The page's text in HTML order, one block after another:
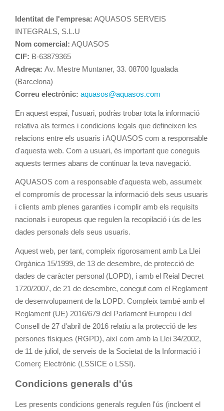
Identitat de l'empresa: AQUASOS SERVEIS
INTEGRALS, S.L.U
Nom comercial: AQUASOS
CIF: B-63879365
Adreça: Av. Mestre Muntaner, 33. 08700 Igualada
(Barcelona)
Correu electrònic: aquasos@aquasos.com
En aquest espai, l'usuari, podràs trobar tota la informació
relativa als termes i condicions legals que defineixen les
relacions entre els usuaris i AQUASOS com a responsable
d'aquesta web. Com a usuari, és important que coneguis
aquests termes abans de continuar la teva navegació.
AQUASOS com a responsable d'aquesta web, assumeix
el compromís de processar la informació dels seus usuaris
i clients amb plenes garanties i complir amb els requisits
nacionals i europeus que regulen la recopilació i ús de les
dades personals dels seus usuaris.
Aquest web, per tant, compleix rigorosament amb La Llei
Orgànica 15/1999, de 13 de desembre, de protecció de
dades de caràcter personal (LOPD), i amb el Reial Decret
1720/2007, de 21 de desembre, conegut com el Reglament
de desenvolupament de la LOPD. Compleix també amb el
Reglament (UE) 2016/679 del Parlament Europeu i del
Consell de 27 d'abril de 2016 relatiu a la protecció de les
persones físiques (RGPD), així com amb la Llei 34/2002,
de 11 de juliol, de serveis de la Societat de la Informació i
Comerç Electrònic (LSSICE o LSSI).
Condicions generals d'ús
Les presents condicions generals regulen l'ús (incloent el